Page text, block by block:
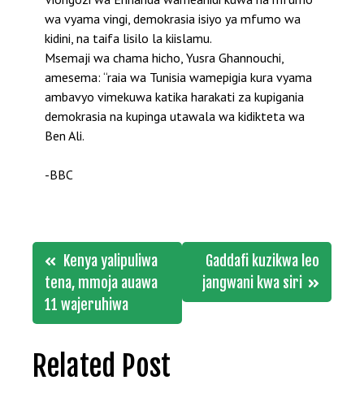
wa vyama vingi, demokrasia isiyo ya mfumo wa
kidini, na taifa lisilo la kiislamu.
Msemaji wa chama hicho, Yusra Ghannouchi,
amesema: “raia wa Tunisia wamepigia kura vyama
ambavyo vimekuwa katika harakati za kupigania
demokrasia na kupinga utawala wa kidikteta wa
Ben Ali.
-BBC
Post
navigation
Kenya yalipuliwa
tena, mmoja auawa
11 wajeruhiwa
Gaddafi kuzikwa leo
jangwani kwa siri
Related Post